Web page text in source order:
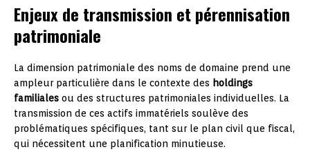
Enjeux de transmission et pérennisation
patrimoniale
La dimension patrimoniale des noms de domaine prend une
ampleur particulière dans le contexte des holdings
familiales ou des structures patrimoniales individuelles. La
transmission de ces actifs immatériels soulève des
problématiques spécifiques, tant sur le plan civil que fiscal,
qui nécessitent une planification minutieuse.